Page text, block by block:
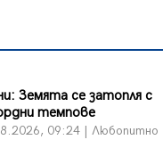
Земята се затопля с
темпове
09:24 | Любопитно